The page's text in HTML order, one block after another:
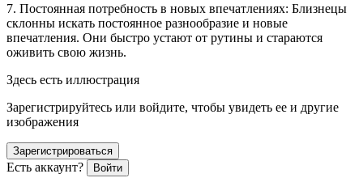
7. Постоянная потребность в новых впечатлениях: Близнецы
склонны искать постоянное разнообразие и новые
впечатления. Они быстро устают от рутины и стараются
оживить свою жизнь.
Здесь есть иллюстрация
Зарегистрируйтесь или войдите, чтобы увидеть ее и другие
изображения
Зарегистрироваться
Есть аккаунт? Войти